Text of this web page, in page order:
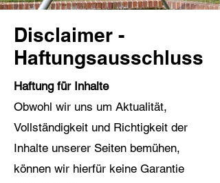
Disclaimer -
Haftungsausschluss
Haftung für Inhalte
Obwohl wir uns um Aktualität,
Vollständigkeit und Richtigkeit der
Inhalte unserer Seiten bemühen,
können wir hierfür keine Garantie